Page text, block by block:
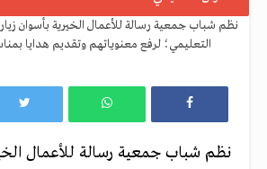
نظم شباب جمعية رسالة للأعمال الخيرية بأسوان
التعليمي؛ لرفع معنوياتهم وتقديم هدايا
نظم شباب جمعية رسالة للأعمال